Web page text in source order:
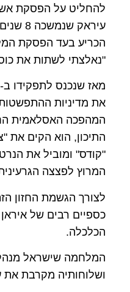
להחליט על הפסקת
עיראק
הכריע בעד הפסקת
"נאלצתי לשתות את
את מדיניות
המהפכה האסלאמית
התיכון, הוא הקים את
"קודס" ומוביל את
המרוץ לפצצה
לצורך הגשמת החזון
כספיים רבים של
הכלכלה.
המלחמה שישראל
ושלוחותיה מקרבת את